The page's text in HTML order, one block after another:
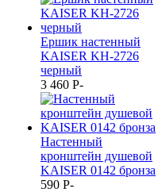
Ершик настенный
KAISER KH-2726
черный
3 460 P-
Настенный
кронштейн душевой
KAISER 0142 бронза
590 P-